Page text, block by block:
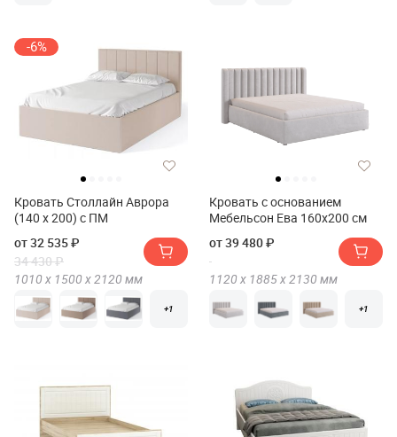
-6%
Кровать Столлайн Аврора
(140 х 200) с ПМ
от 32 535 ₽
34 430 ₽
1010 х 1500 х 2120 мм
+1
Кровать с основанием
Мебельсон Ева 160х200 см
от 39 480 ₽
1120 х 1885 х 2130 мм
+1